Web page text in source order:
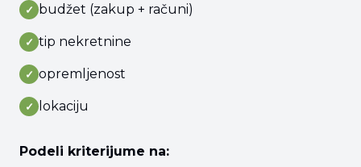
✓ budžet (zakup + računi)
✓ tip nekretnine
✓ opremljenost
✓ lokaciju
Podeli kriterijume na: